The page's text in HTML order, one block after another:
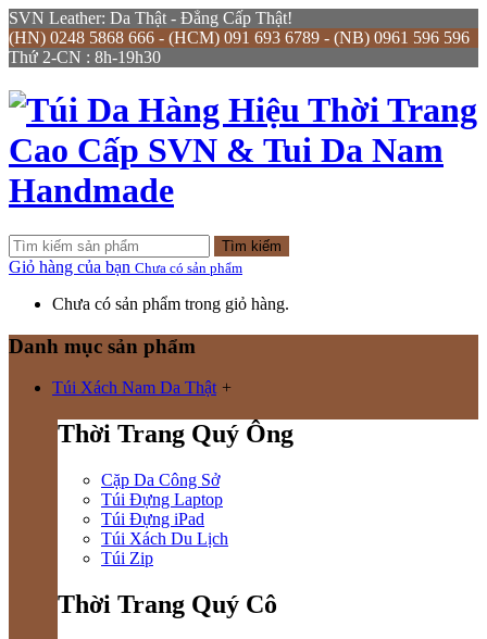
SVN Leather: Da Thật - Đẳng Cấp Thật!
(HN) 0248 5868 666 - (HCM) 091 693 6789 - (NB) 0961 596 596
Thứ 2-CN : 8h-19h30
Tìm kiếm
Giỏ hàng của bạn Chưa có sản phẩm
Chưa có sản phẩm trong giỏ hàng.
Danh mục sản phẩm
Túi Xách Nam Da Thật +
Thời Trang Quý Ông
Cặp Da Công Sở
Túi Đựng Laptop
Túi Đựng iPad
Túi Xách Du Lịch
Túi Zip
Thời Trang Quý Cô